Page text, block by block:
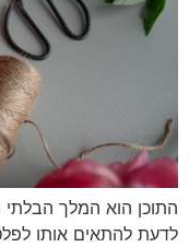
התוכן הוא המלך
לדעת להתאים אותו